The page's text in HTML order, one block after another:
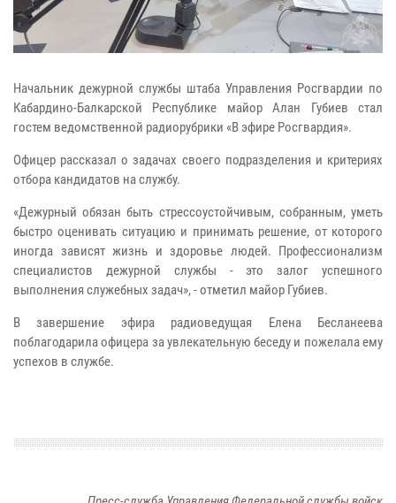
Начальник дежурной службы штаба Управления Росгвардии по
Кабардино-Балкарской Республике майор Алан Губиев стал
гостем ведомственной радиорубрики «В эфире Росгвардия».
Офицер рассказал о задачах своего подразделения и критериях
отбора кандидатов на службу.
«Дежурный обязан быть стрессоустойчивым, собранным, уметь
быстро оценивать ситуацию и принимать решение, от которого
иногда зависят жизнь и здоровье людей. Профессионализм
специалистов дежурной службы - это залог успешного
выполнения служебных задач», - отметил майор Губиев.
В завершение эфира радиоведущая Елена Бесланеева
поблагодарила офицера за увлекательную беседу и пожелала ему
успехов в службе.